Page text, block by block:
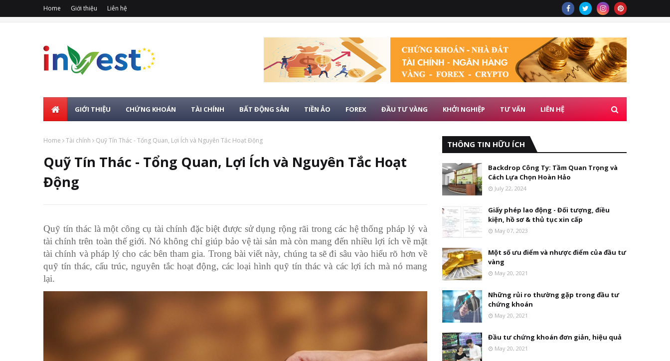
Home Giới thiệu Liên hệ
GIỚI THIỆU CHỨNG KHOÁN TÀI CHÍNH BẤT ĐỘNG SẢN TIỀN ẢO FOREX ĐẦU TƯ VÀNG KHỞI NGHIỆP TƯ VẤN LIÊN HỆ
Home Tài chính Quỹ Tín Thác - Tổng Quan, Lợi Ích và Nguyên Tắc Hoạt Động
Quỹ Tín Thác - Tổng Quan, Lợi Ích và Nguyên Tắc Hoạt
Động
Quỹ tín thác là một công cụ tài chính đặc biệt được sử dụng rộng rãi trong các hệ thống pháp lý và
tài chính trên toàn thế giới. Nó không chỉ giúp bảo vệ tài sản mà còn mang đến nhiều lợi ích về mặt
tài chính và pháp lý cho các bên tham gia. Trong bài viết này, chúng ta sẽ đi sâu vào hiểu rõ hơn về
quỹ tín thác, cấu trúc, nguyên tắc hoạt động, các loại hình quỹ tín thác và các lợi ích mà nó mang
lại.
THÔNG TIN HỮU ÍCH
Backdrop Công Ty: Tầm Quan Trọng và
Cách Lựa Chọn Hoàn Hảo
July 22, 2024
Giấy phép lao động - Đối tượng, điều
kiện, hồ sơ & thủ tục xin cấp
May 07, 2023
Một số ưu điểm và nhược điểm của đầu tư
vàng
May 20, 2021
Những rủi ro thường gặp trong đầu tư
chứng khoán
May 20, 2021
Đầu tư chứng khoán đơn giản, hiệu quả
May 20, 2021